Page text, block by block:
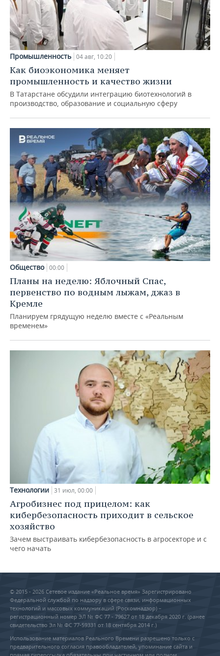
Промышленность 04 авг, 10:20
Как биоэкономика меняет
промышленность и качество жизни
В Татарстане обсудили интеграцию биотехнологий в
производство, образование и социальную сферу
Общество 00:00
Планы на неделю: Яблочный Спас,
первенство по водным лыжам, джаз в
Кремле
Планируем грядущую неделю вместе с «Реальным
временем»
Технологии 31 июл, 00:00
Агробизнес под прицелом: как
кибербезопасность приходит в сельское
хозяйство
Зачем выстраивать кибербезопасность в агросекторе и с
чего начать
© 2015 - 2026 Сетевое издание «Реальное время» Зарегистрировано
Федеральной службой по надзору в сфере связи, информационных
технологий и массовых коммуникаций (Роскомнадзор) –
регистрационный номер ЭЛ № ФС 77 - 79627 от 18 декабря 2020 г. (ранее
свидетельство Эл № ФС 77-59331 от 18 сентября 2014 г.)
Использование материалов Реального Времени разрешено только с
предварительного согласия правообладателей, упоминание сайта и